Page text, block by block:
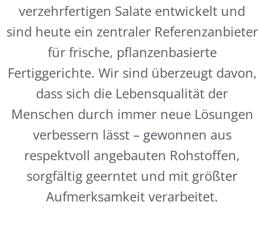
verzehrfertigen Salate entwickelt und
sind heute ein zentraler Referenzanbieter
für frische, pflanzenbasierte
Fertiggerichte. Wir sind überzeugt davon,
dass sich die Lebensqualität der
Menschen durch immer neue Lösungen
verbessern lässt – gewonnen aus
respektvoll angebauten Rohstoffen,
sorgfältig geerntet und mit größter
Aufmerksamkeit verarbeitet.